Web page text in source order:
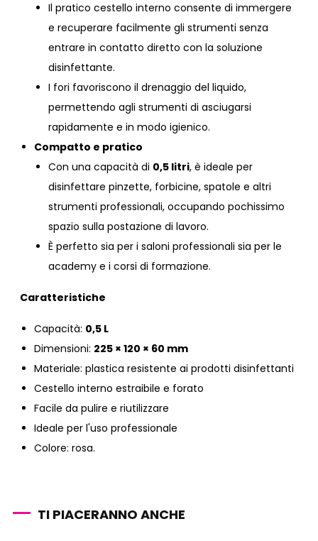
Il pratico cestello interno consente di immergere
e recuperare facilmente gli strumenti senza
entrare in contatto diretto con la soluzione
disinfettante.
I fori favoriscono il drenaggio del liquido,
permettendo agli strumenti di asciugarsi
rapidamente e in modo igienico.
Compatto e pratico
Con una capacità di 0,5 litri, è ideale per
disinfettare pinzette, forbicine, spatole e altri
strumenti professionali, occupando pochissimo
spazio sulla postazione di lavoro.
È perfetto sia per i saloni professionali sia per le
academy e i corsi di formazione.
Caratteristiche
Capacità: 0,5 L
Dimensioni: 225 × 120 × 60 mm
Materiale: plastica resistente ai prodotti disinfettanti
Cestello interno estraibile e forato
Facile da pulire e riutilizzare
Ideale per l'uso professionale
Colore: rosa.
TI PIACERANNO ANCHE